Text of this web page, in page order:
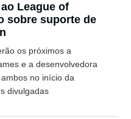
League of
sobre suporte de
os próximos a
e a desenvolvedora
no início da
divulgadas